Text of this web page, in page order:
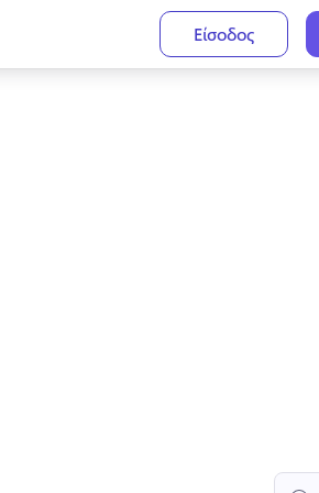
Είσοδος